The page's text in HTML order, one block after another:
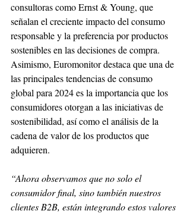
consultoras como Ernst & Young, que
señalan el creciente impacto del consumo
responsable y la preferencia por productos
sostenibles en las decisiones de compra.
Asimismo, Euromonitor destaca que una de
las principales tendencias de consumo
global para 2024 es la importancia que los
consumidores otorgan a las iniciativas de
sostenibilidad, así como el análisis de la
cadena de valor de los productos que
adquieren.
“Ahora observamos que no solo el
consumidor final, sino también nuestros
clientes B2B, están integrando estos valores